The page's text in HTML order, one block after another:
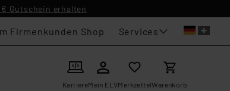
Gutschein erhalten
Firmenkunden Shop Services
KarriereMein ELVMerkzettelWarenkorb